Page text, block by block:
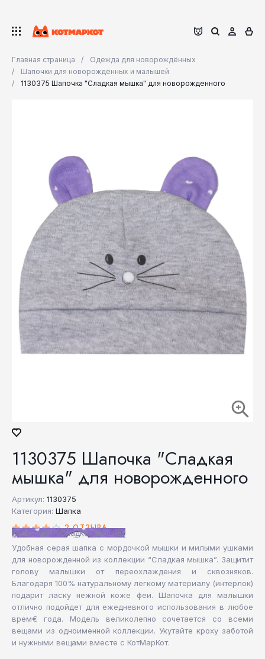
Главная страница
Одежда для новорождённых
Шапочки для новорождённых и малышей
1130375 Шапочка "Сладкая мышка" для новорожденного
1130375 Шапочка "Сладкая
мышка" для новорожденного
Артикул: 1130375
Категория: Шапка
2 ОТЗЫВА
Коллекция: "Сладкая мышка"
Удобная серая шапка с мордочкой мышки и милыми ушками
для новорожденной из коллекции “Сладкая мышка”. Защитит
голову малышки от переохлаждения и сквозняков.
Благодаря 100% натуральному легкому материалу (интерлок)
подарит ласку нежной коже феи. Шапочка для малышки
отлично подойдет для ежедневного использования в любое
врем€ года. Модель великолепно сочетается со всеми
вещами из одноименной коллекции. Укутайте кроху заботой
и нужными вещами вместе с КотМарКот.